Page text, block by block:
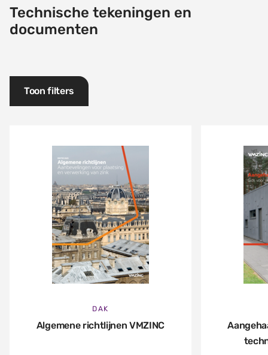
Technische tekeningen en
documenten
Toon filters
DAK
Algemene richtlijnen VMZINC